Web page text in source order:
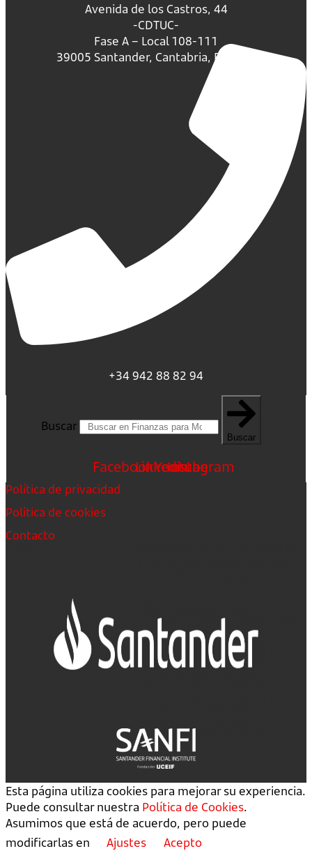
Avenida de los Castros, 44
-CDTUC-
Fase A – Local 108-111
39005 Santander, Cantabria, España.
+34 942 88 82 94
Buscar
Buscar
FacebookLinkedin
Youtube
Instagram
Política de privacidad
Política de cookies
Contacto
Esta página utiliza cookies para mejorar su experiencia.
Puede consultar nuestra Política de Cookies.
Asumimos que está de acuerdo, pero puede
modificarlas en
Ajustes Acepto